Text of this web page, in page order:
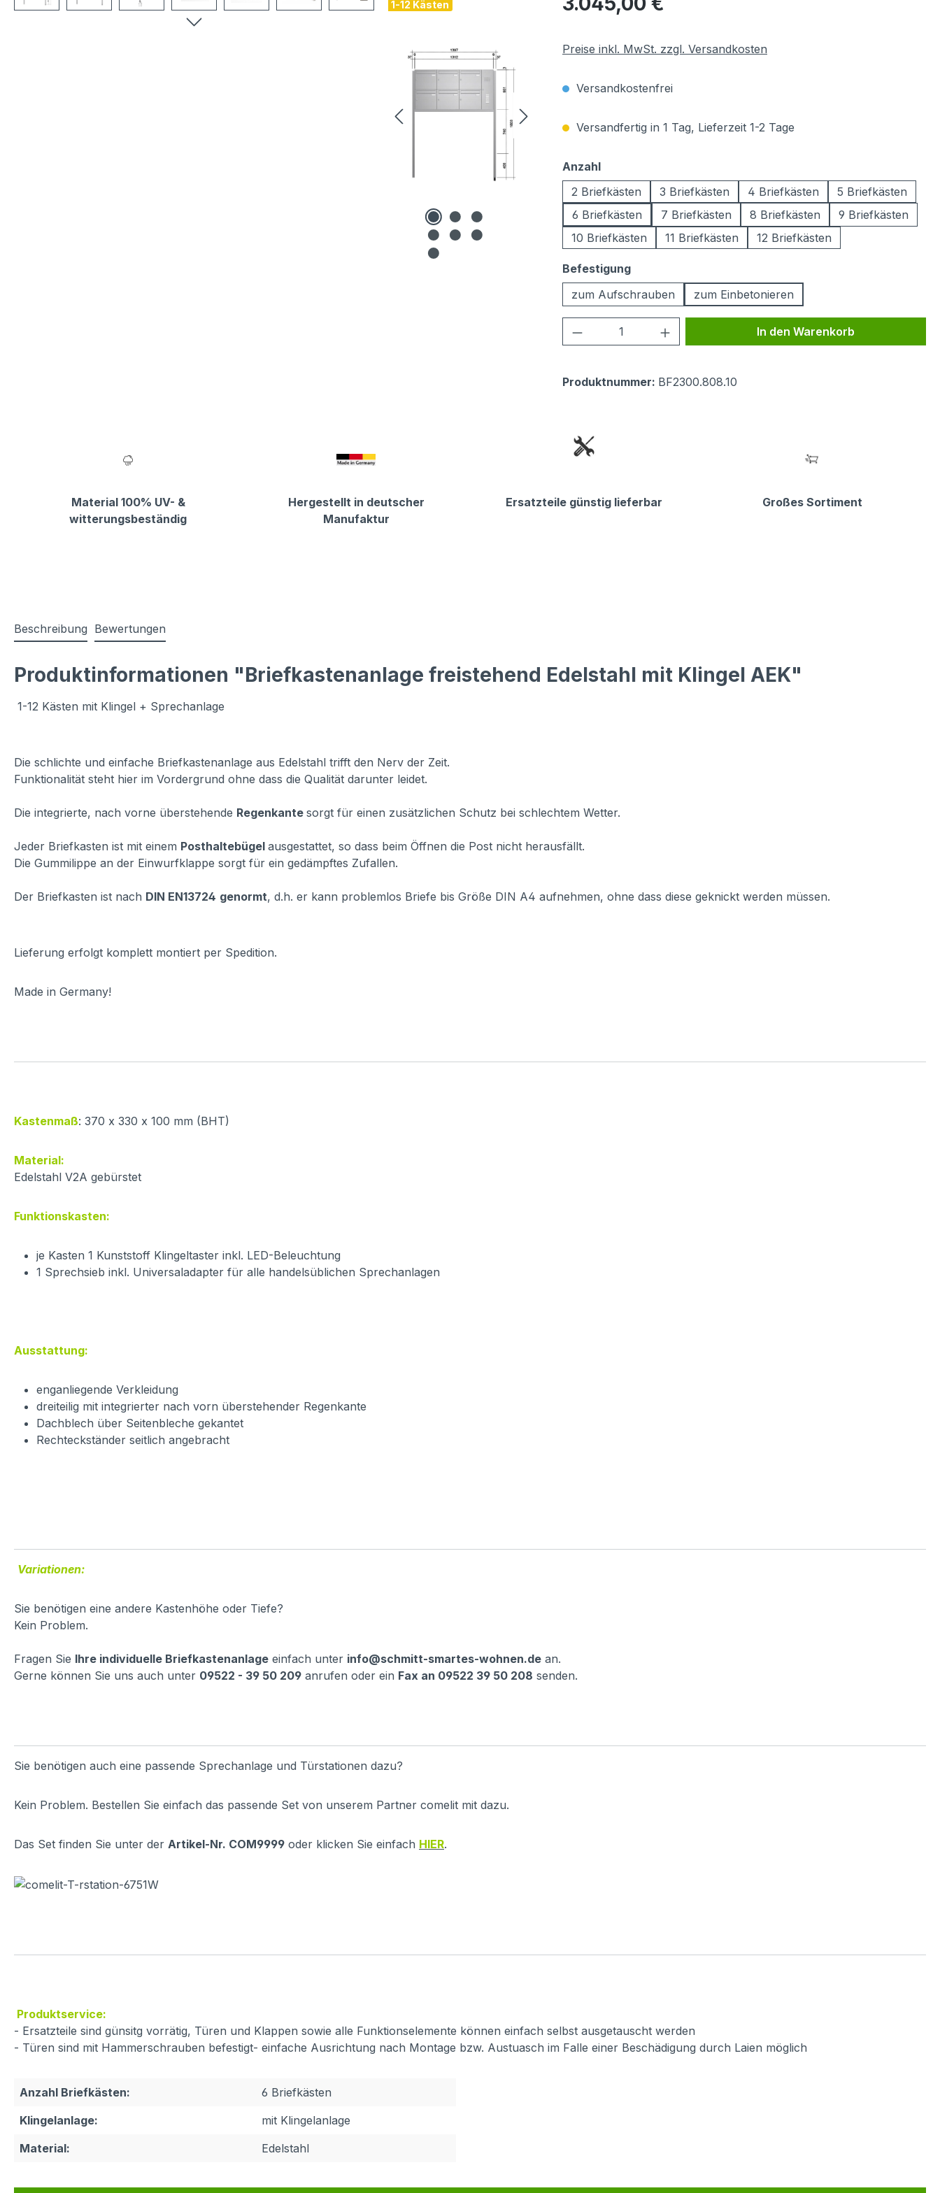
1-12 Kästen
Preise inkl. MwSt. zzgl. Versandkosten
Versandkostenfrei
Versandfertig in 1 Tag, Lieferzeit 1-2 Tage
Anzahlauswählen
2 Briefkästen
3 Briefkästen 4 Briefkästen
5 Briefkästen
6 Briefkästen
7 Briefkästen 8 Briefkästen
9 Briefkästen
10 Briefkästen
11 Briefkästen 12 Briefkästen
Befestigungauswählen
zum Aufschrauben
zum Einbetonieren
Produkt Anzahl: Gib den gewünschten Wert
In den Warenkorb
Produktnummer: BF2300.808.10
Material 100% UV- &
witterungsbeständig
Hergestellt in deutscher
Manufaktur
Ersatzteile günstig lieferbar Großes Sortiment
Beschreibung Bewertungen
Produktinformationen "Briefkastenanlage freistehend Edelstahl mit Klingel AEK"
1-12 Kästen mit Klingel + Sprechanlage
Die schlichte und einfache Briefkastenanlage aus Edelstahl trifft den Nerv der Zeit.
Funktionalität steht hier im Vordergrund ohne dass die Qualität darunter leidet.
Die integrierte, nach vorne überstehende Regenkante sorgt für einen zusätzlichen Schutz bei schlechtem Wetter.
Jeder Briefkasten ist mit einem Posthaltebügel ausgestattet, so dass beim Öffnen die Post nicht herausfällt.
Die Gummilippe an der Einwurfklappe sorgt für ein gedämpftes Zufallen.
Der Briefkasten ist nach DIN EN13724 genormt, d.h. er kann problemlos Briefe bis Größe DIN A4 aufnehmen, ohne dass diese geknickt werden müssen.
Lieferung erfolgt komplett montiert per Spedition.
Made in Germany!
Kastenmaß: 370 x 330 x 100 mm (BHT)
Material:
Edelstahl V2A gebürstet
Funktionskasten:
je Kasten 1 Kunststoff Klingeltaster inkl. LED-Beleuchtung
1 Sprechsieb inkl. Universaladapter für alle handelsüblichen Sprechanlagen
Ausstattung:
enganliegende Verkleidung
dreiteilig mit integrierter nach vorn überstehender Regenkante
Dachblech über Seitenbleche gekantet
Rechteckständer seitlich angebracht
Variationen:
Sie benötigen eine andere Kastenhöhe oder Tiefe?
Kein Problem.
Fragen Sie Ihre individuelle Briefkastenanlage einfach unter info@schmitt-smartes-wohnen.de an.
Gerne können Sie uns auch unter 09522 - 39 50 209 anrufen oder ein Fax an 09522 39 50 208 senden.
Sie benötigen auch eine passende Sprechanlage und Türstationen dazu?
Kein Problem. Bestellen Sie einfach das passende Set von unserem Partner comelit mit dazu.
Das Set finden Sie unter der Artikel-Nr. COM9999 oder klicken Sie einfach HIER.
Produktservice:
- Ersatzteile sind günsitg vorrätig, Türen und Klappen sowie alle Funktionselemente können einfach selbst ausgetauscht werden
- Türen sind mit Hammerschrauben befestigt- einfache Ausrichtung nach Montage bzw. Austuasch im Falle einer Beschädigung durch Laien möglich
Anzahl Briefkästen:
6 Briefkästen
Klingelanlage:
mit Klingelanlage
Material:
Edelstahl